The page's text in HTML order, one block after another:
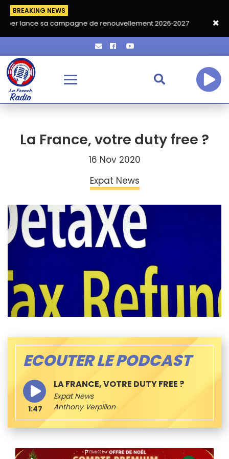
BREAKING NEWS
sa campagne de renouvellement 2026‑2027 Grand café de
La France, votre duty free ?
16 Nov 2020
Expat News
ECOUTER LE PODCAST
LA FRANCE, VOTRE DUTY FREE ?
Expat News
Anthony Verpillon
1:47